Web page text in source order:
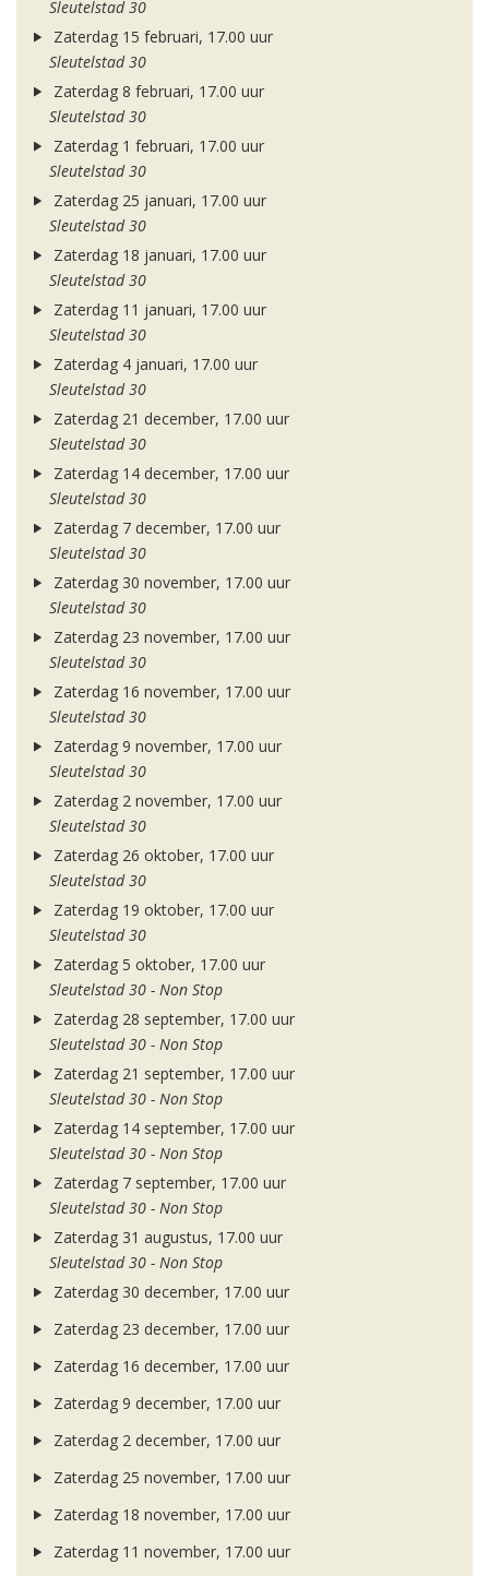
Sleutelstad 30
Zaterdag 15 februari, 17.00 uur
Sleutelstad 30
Zaterdag 8 februari, 17.00 uur
Sleutelstad 30
Zaterdag 1 februari, 17.00 uur
Sleutelstad 30
Zaterdag 25 januari, 17.00 uur
Sleutelstad 30
Zaterdag 18 januari, 17.00 uur
Sleutelstad 30
Zaterdag 11 januari, 17.00 uur
Sleutelstad 30
Zaterdag 4 januari, 17.00 uur
Sleutelstad 30
Zaterdag 21 december, 17.00 uur
Sleutelstad 30
Zaterdag 14 december, 17.00 uur
Sleutelstad 30
Zaterdag 7 december, 17.00 uur
Sleutelstad 30
Zaterdag 30 november, 17.00 uur
Sleutelstad 30
Zaterdag 23 november, 17.00 uur
Sleutelstad 30
Zaterdag 16 november, 17.00 uur
Sleutelstad 30
Zaterdag 9 november, 17.00 uur
Sleutelstad 30
Zaterdag 2 november, 17.00 uur
Sleutelstad 30
Zaterdag 26 oktober, 17.00 uur
Sleutelstad 30
Zaterdag 19 oktober, 17.00 uur
Sleutelstad 30
Zaterdag 5 oktober, 17.00 uur
Sleutelstad 30 - Non Stop
Zaterdag 28 september, 17.00 uur
Sleutelstad 30 - Non Stop
Zaterdag 21 september, 17.00 uur
Sleutelstad 30 - Non Stop
Zaterdag 14 september, 17.00 uur
Sleutelstad 30 - Non Stop
Zaterdag 7 september, 17.00 uur
Sleutelstad 30 - Non Stop
Zaterdag 31 augustus, 17.00 uur
Sleutelstad 30 - Non Stop
Zaterdag 30 december, 17.00 uur
Zaterdag 23 december, 17.00 uur
Zaterdag 16 december, 17.00 uur
Zaterdag 9 december, 17.00 uur
Zaterdag 2 december, 17.00 uur
Zaterdag 25 november, 17.00 uur
Zaterdag 18 november, 17.00 uur
Zaterdag 11 november, 17.00 uur